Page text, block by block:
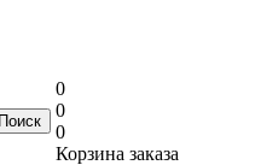
0
0
0
Корзина заказа